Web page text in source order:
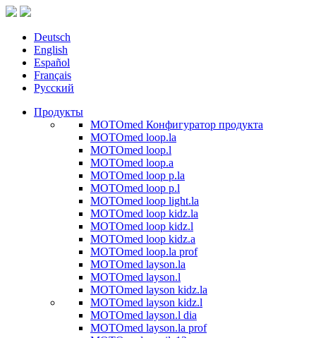
Deutsch
English
Español
Français
Русский
Продукты
MOTOmed Конфигуратор продукта
MOTOmed loop.la
MOTOmed loop.l
MOTOmed loop.a
MOTOmed loop p.la
MOTOmed loop p.l
MOTOmed loop light.la
MOTOmed loop kidz.la
MOTOmed loop kidz.l
MOTOmed loop kidz.a
MOTOmed loop.la prof
MOTOmed layson.la
MOTOmed layson.l
MOTOmed layson kidz.la
MOTOmed layson kidz.l
MOTOmed layson.l dia
MOTOmed layson.la prof